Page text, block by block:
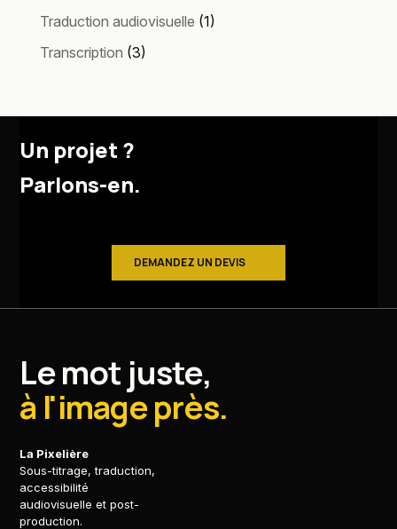
Traduction audiovisuelle (1)
Transcription (3)
Un projet ?
Parlons-en.
DEMANDEZ UN DEVIS
Le mot juste,
à l'image près.
La Pixelière
Sous-titrage, traduction,
accessibilité
audiovisuelle et post-
production.